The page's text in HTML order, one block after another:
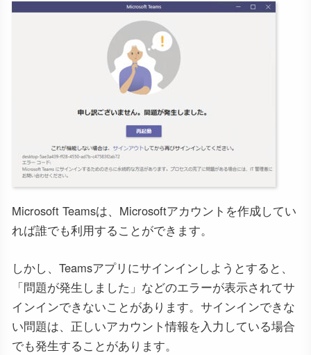
Microsoft Teamsは、Microsoftアカウントを作成してい
れば誰でも利用することができます。
しかし、Teamsアプリにサインインしようとすると、
「問題が発生しました」などのエラーが表示されてサ
インインできないことがあります。サインインできな
い問題は、正しいアカウント情報を入力している場合
でも発生することがあります。